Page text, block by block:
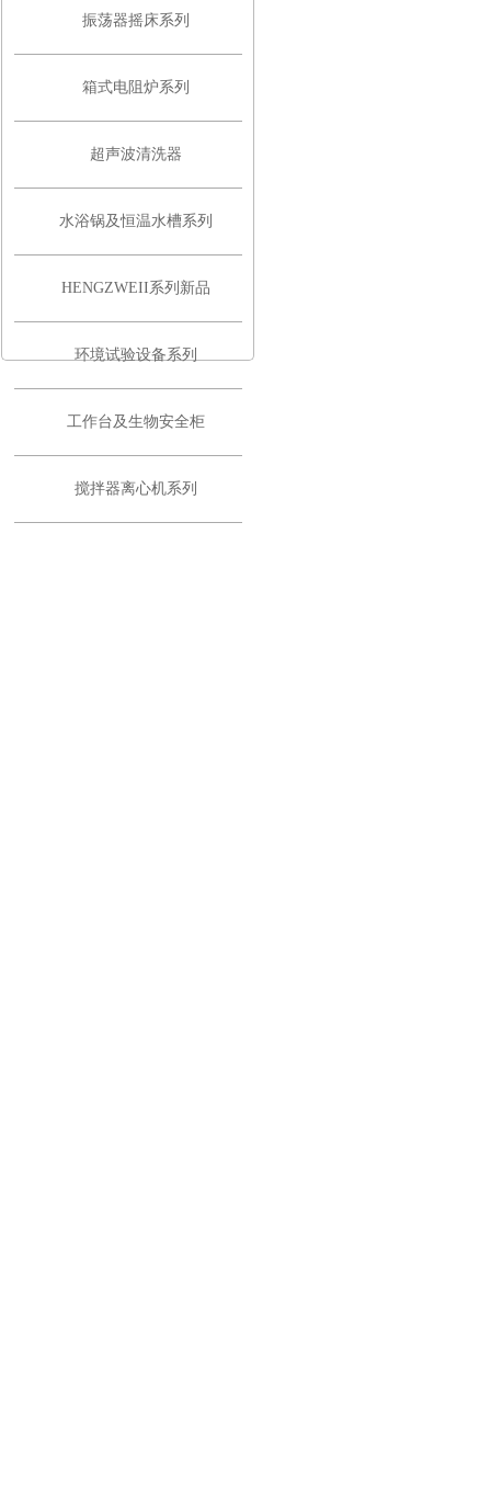
振荡器摇床系列
箱式电阻炉系列
超声波清洗器
水浴锅及恒温水槽系列
HENGZWEII系列新品
环境试验设备系列
工作台及生物安全柜
搅拌器离心机系列